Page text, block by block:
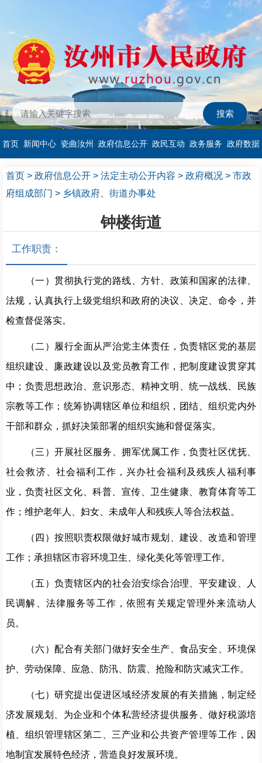
首页 新闻中心 瓷曲汝州 政府信息公开 政民互动 政务服务 政府数据
首页 > 政府信息公开 > 法定主动公开内容 > 政府概况 > 市政
府组成部门 > 乡镇政府、街道办事处
钟楼街道
工作职责：
（一）贯彻执行党的路线、方针、政策和国家的法律、
法规，认真执行上级党组织和政府的决议、决定、命令，并
检查督促落实。
（二）履行全面从严治党主体责任，负责辖区党的基层
组织建设、廉政建设以及党员教育工作，把制度建设贯穿其
中；负责思想政治、意识形态、精神文明、统一战线、民族
宗教等工作；统筹协调辖区单位和组织，团结、组织党内外
干部和群众，抓好决策部署的组织实施和督促落实。
（三）开展社区服务、拥军优属工作，负责社区优抚、
社会救济、社会福利工作，兴办社会福利及残疾人福利事
业，负责社区文化、科普、宣传、卫生健康、教育体育等工
作；维护老年人、妇女、未成年人和残疾人等合法权益。
（四）按照职责权限做好城市规划、建设、改造和管理
工作；承担辖区市容环境卫生、绿化美化等管理工作。
（五）负责辖区内的社会治安综合治理、平安建设、人
民调解、法律服务等工作，依照有关规定管理外来流动人
员。
（六）配合有关部门做好安全生产、食品安全、环境保
护、劳动保障、应急、防汛、防震、抢险和防灾减灾工作。
（七）研究提出促进区域经济发展的有关措施，制定经
济发展规划、为企业和个体私营经济提供服务、做好税源培
植、组织管理辖区第二、三产业和公共资产管理等工作，因
地制宜发展特色经济，营造良好发展环境。